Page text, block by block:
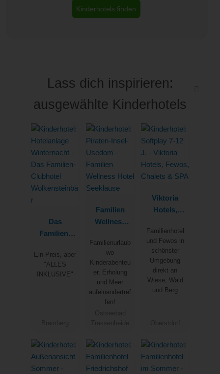
Kinderhotels finden
Lass dich inspirieren:
ausgewählte Kinderhotels
Das
Familien-
Wolkenstein
bär
Ein Preis, aber
"ALLES
INKLUSIVE"
Familien
Wellness
Seeklause
Familienurlaub
wo
Kinderabenteu
er, Erholung
und Meer
aufeinandertref
fen!
Viktoria
Hotels,
Chalets &
SPA
Familienhotel
und Fewos in
schönster
Umgebung
direkt an
Wiese, Wald
und Berg